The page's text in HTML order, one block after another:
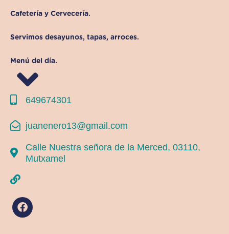
Cafetería y Cervecería.
Servimos desayunos, tapas, arroces.
Menú del día.
649674301
juanenero13@gmail.com
Calle Nuestra señora de la Merced, 03110,
Mutxamel
F
a